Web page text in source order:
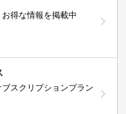
得な情報を掲載中
スクリプションプラン